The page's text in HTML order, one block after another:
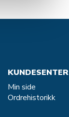
KUNDESENTER
Min side
Ordrehistorikk